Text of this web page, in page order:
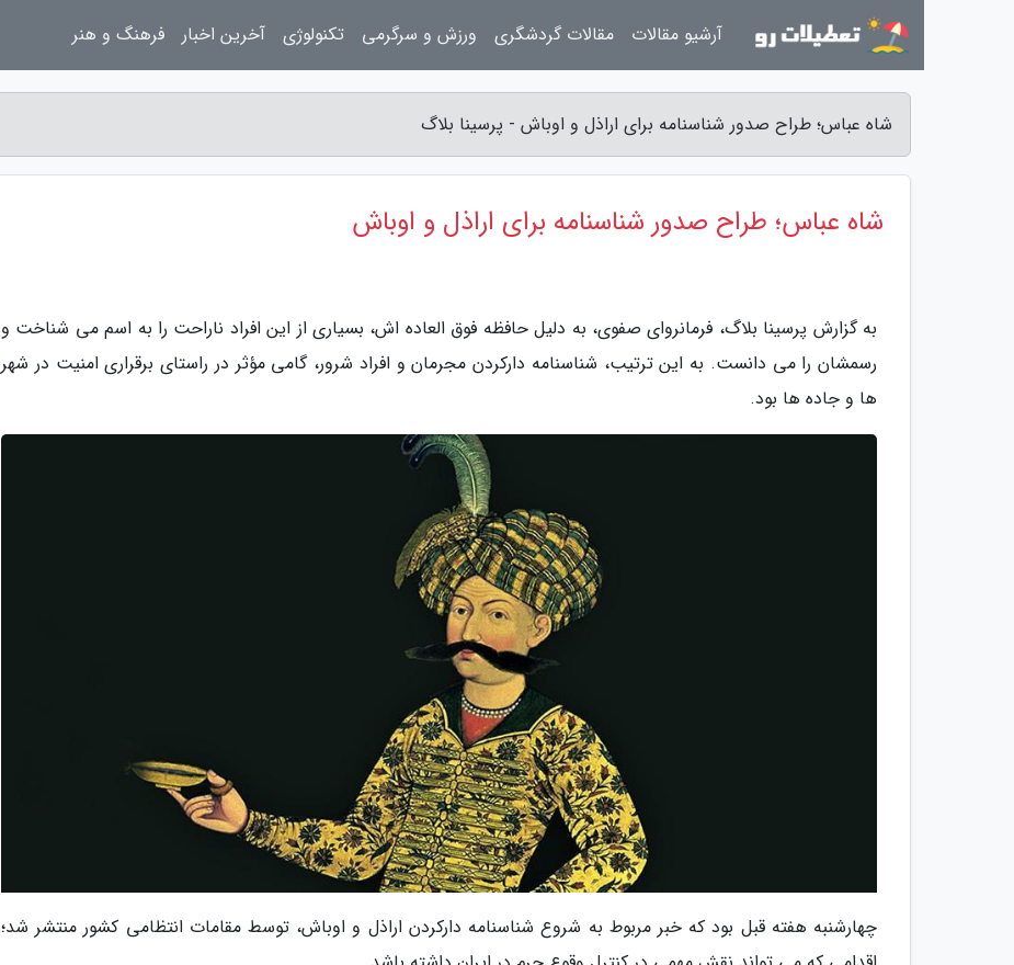
شاه عباس؛ طراح صدور شناسنامه برای اراذل و اوباش - پرسینا بلاگ
شاه عباس؛ طراح صدور شناسنامه برای اراذل و اوباش
به گزارش پرسینا بلاگ، فرمانروای صفوی، به دلیل حافظه فوق العاده اش، بسیاری از این افراد ناراحت را به اسم می شناخت و
رسمشان را می دانست. به این ترتیب، شناسنامه دارکردن مجرمان و افراد شرور، گامی مؤثر در راستای برقراری امنیت در شهر
ها و جاده ها بود.
چهارشنبه هفته قبل بود که خبر مربوط به شروع شناسنامه دارکردن اراذل و اوباش، توسط مقامات انتظامی کشور منتشر شد؛
آرشیو مقالات مقالات گردشگری ورزش و سرگرمی تکنولوژی آخرین اخبار فرهنگ و هنر